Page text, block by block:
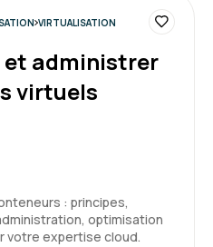
5
intensive, animés par
à la fois pédagogue et
VIRTUALISATION
et administrer
virtuels
: principes,
optimisation
votre expertise cloud.